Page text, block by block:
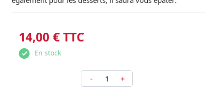
14,00 € TTC
En stock
- +